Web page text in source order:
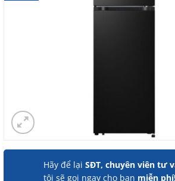
Hãy để lại SĐT, chuyên viên tư
tôi sẽ gọi ngay cho bạn miễn